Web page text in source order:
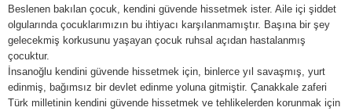
Beslenen bakılan çocuk, kendini güvende hissetmek ister. Aile içi şiddet
olgularında çocuklarımızın bu ihtiyacı karşılanmamıştır. Başına bir şey
gelecekmiş korkusunu yaşayan çocuk ruhsal açıdan hastalanmış
çocuktur.
İnsanoğlu kendini güvende hissetmek için, binlerce yıl savaşmış, yurt
edinmiş, bağımsız bir devlet edinme yoluna gitmiştir. Çanakkale zaferi
Türk milletinin kendini güvende hissetmek ve tehlikelerden korunmak için